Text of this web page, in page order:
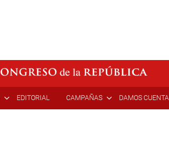
EDITORIAL CAMPAÑAS DAMOS CUENTA